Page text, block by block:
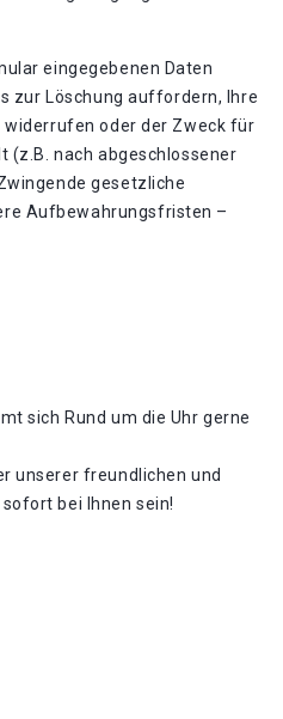
eingegebenen Daten
zur Löschung auffordern, Ihre
widerrufen oder der Zweck für
(z.B. nach abgeschlossener
gesetzliche
Aufbewahrungsfristen –
sich Rund um die Uhr gerne
unserer freundlichen und
bei Ihnen sein!